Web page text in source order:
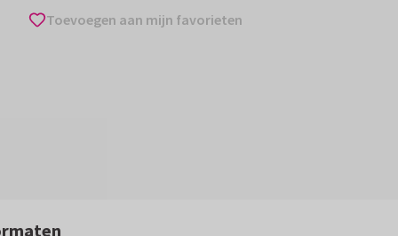
Toevoegen aan mijn favorieten